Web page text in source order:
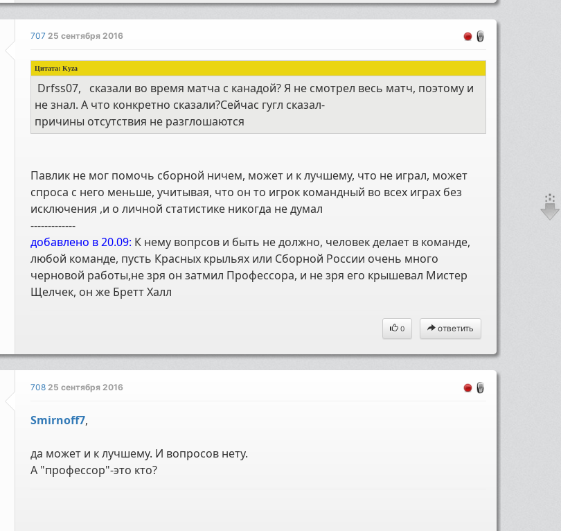
70725 сентября 2016
Цитата:Kyza
Drfss07, сказали во время матча с канадой? Я не смотрел весь матч, поэтому и
не знал. А что конкретно сказали?Сейчас гугл сказал-
причины отсутствия не разглошаются
Павлик не мог помочь сборной ничем, может и к лучшему, что не играл, может
спроса с него меньше, учитывая, что он то игрок командный во всех играх без
исключения ,и о личной статистике никогда не думал
-------------
добавлено в 20.09: К нему вопрсов и быть не должно, человек делает в команде,
любой команде, пусть Красных крыльях или Сборной России очень много
черновой работы,не зря он затмил Профессора, и не зря его крышевал Мистер
Щелчек, он же Бретт Халл
0 ответить
70825 сентября 2016
Smirnoff7,
да может и к лучшему. И вопросов нету.
А "профессор"-это кто?